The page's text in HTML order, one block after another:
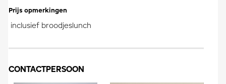
Prijs opmerkingen
inclusief broodjeslunch
CONTACTPERSOON